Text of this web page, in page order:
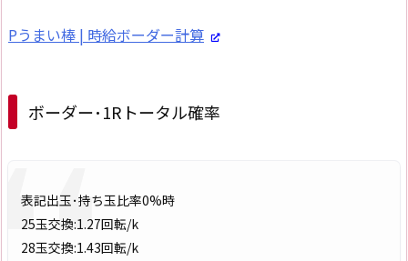
Pうまい棒 | 時給ボーダー計算
ボーダー･1Rトータル確率
表記出玉･持ち玉比率0%時
25玉交換:1.27回転/k
28玉交換:1.43回転/k